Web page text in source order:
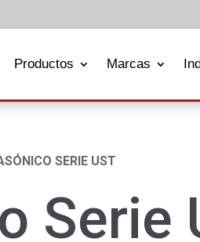
Productos Marcas
SERIE UST
Serie